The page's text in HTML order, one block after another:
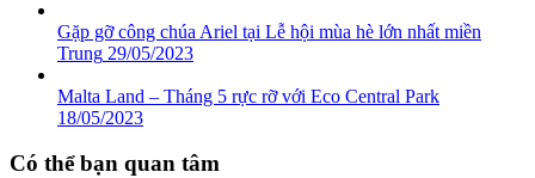
Gặp gỡ công chúa Ariel tại Lễ hội mùa hè lớn nhất miền
Trung 29/05/2023
Malta Land – Tháng 5 rực rỡ với Eco Central Park
18/05/2023
Có thể bạn quan tâm